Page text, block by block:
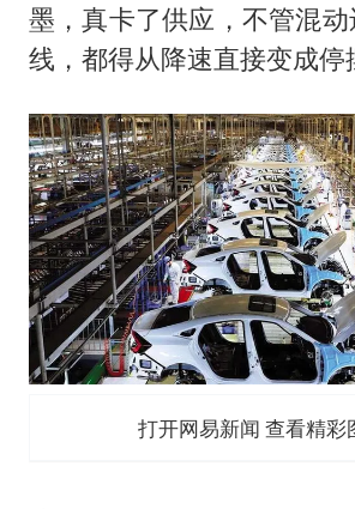
墨，真卡了供应，不管混
线，都得从降速直接变成停
打开网易新闻 查看精彩